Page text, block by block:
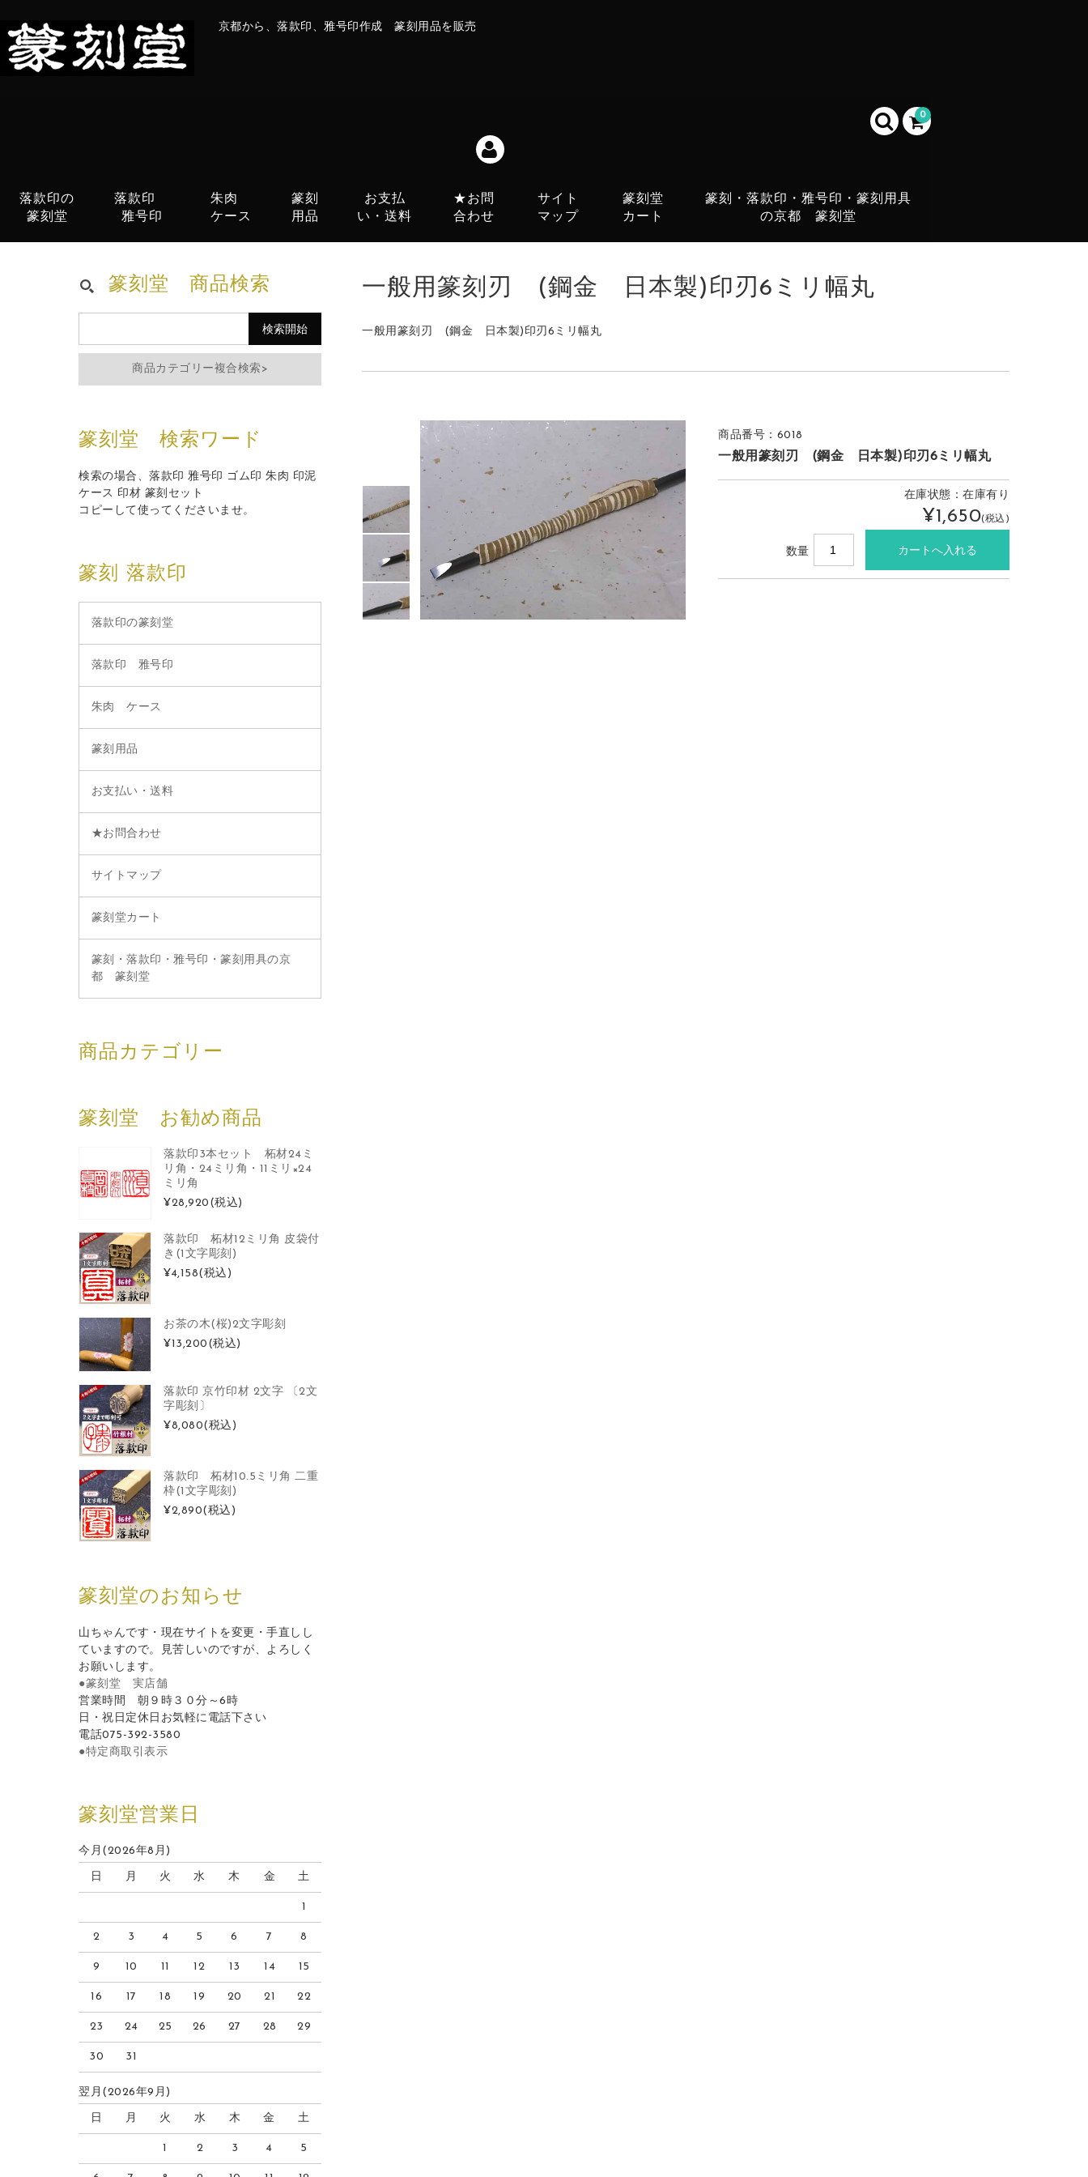
京都から、落款印、雅号印作成 篆刻用品を販売
0
落款印の
篆刻堂
落款印
雅号印
朱肉
ケース
篆刻
用品
お支払
い・送料
★お問
合わせ
サイト
マップ
篆刻堂
カート
篆刻・落款印・雅号印・篆刻用具
の京都 篆刻堂
一般用篆刻刃 (鋼金 日本製)印刃6ミリ幅丸
一般用篆刻刃 (鋼金 日本製)印刃6ミリ幅丸
商品番号：6018
一般用篆刻刃 (鋼金 日本製)印刃6ミリ幅丸
在庫状態：在庫有り
¥1,650(税込)
数量
篆刻堂 商品検索
商品カテゴリー複合検索>
篆刻堂 検索ワード
検索の場合、落款印 雅号印 ゴム印 朱肉 印泥
ケース 印材 篆刻セット
コピーして使ってくださいませ。
篆刻 落款印
落款印の篆刻堂
落款印 雅号印
朱肉 ケース
篆刻用品
お支払い・送料
★お問合わせ
サイトマップ
篆刻堂カート
篆刻・落款印・雅号印・篆刻用具の京
都 篆刻堂
商品カテゴリー
篆刻堂 お勧め商品
落款印3本セット 柘材24ミ
リ角・24ミリ角・11ミリ×24
ミリ角
¥28,920 (税込)
落款印 柘材12ミリ角 皮袋付
き(1文字彫刻)
¥4,158(税込)
お茶の木(桜)2文字彫刻
¥13,200 (税込)
落款印 京竹印材 2文字 〔2文
字彫刻〕
¥8,080(税込)
落款印 柘材10.5ミリ角 二重
枠(1文字彫刻)
¥2,890(税込)
篆刻堂のお知らせ
山ちゃんです・現在サイトを変更・手直しし
ていますので。見苦しいのですが、よろしく
お願いします。
●篆刻堂 実店舗
営業時間 朝９時３０分～6時
日・祝日定休日お気軽に電話下さい
電話075-392-3580
●特定商取引表示
篆刻堂営業日
今月(2026年8月)
日 月 火 水 木 金 土
1
2 3 4 5 6 7 8
9 10 11 12 13 14 15
16 17 18 19 20 21 22
23 24 25 26 27 28 29
30 31
翌月(2026年9月)
日 月 火 水 木 金 土
1 2 3 4 5